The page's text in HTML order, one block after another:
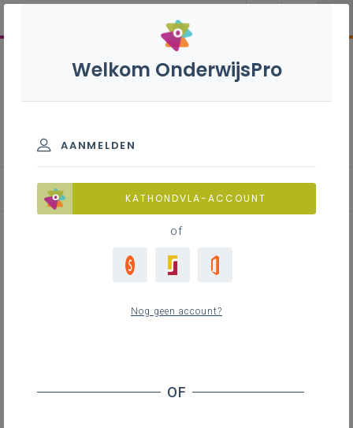
Onderwijsaanbod
Welkom OnderwijsPro
AANMELDEN
KATHONDVLA-ACCOUNT
of
Nog geen account?